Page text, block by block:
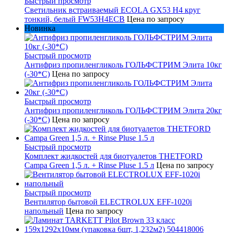
Светильник встраиваемый ECOLA GX53 H4 круг
тонкий, белый FW53H4ECB Цена по запросу
Новинка
Быстрый просмотр
Антифриз пропиленгликоль ГОЛЬФСТРИМ Элита 10кг
(-30*С) Цена по запросу
Быстрый просмотр
Антифриз пропиленгликоль ГОЛЬФСТРИМ Элита 20кг
(-30*С) Цена по запросу
Быстрый просмотр
Комплект жидкостей для биотуалетов THETFORD
Campa Green 1,5 л. + Rinse Pluse 1.5 л Цена по запросу
Быстрый просмотр
Вентилятор бытовой ELECTROLUX EFF-1020i
напольный Цена по запросу